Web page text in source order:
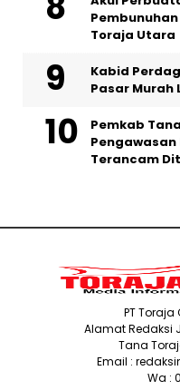
Toraja Utara
Kabid
Pasar Murah
Pemkab
Pengawasan
Terancam
PT
Alamat Redaksi
Tana
Email :
Wa :